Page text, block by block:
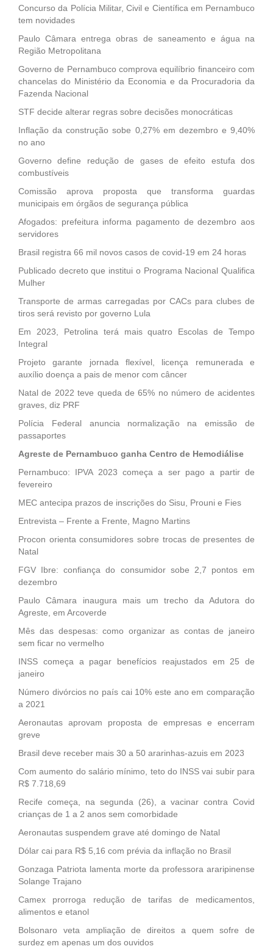
Concurso da Polícia Militar, Civil e Científica em Pernambuco
tem novidades
Paulo Câmara entrega obras de saneamento e água na
Região Metropolitana
Governo de Pernambuco comprova equilíbrio financeiro com
chancelas do Ministério da Economia e da Procuradoria da
Fazenda Nacional
STF decide alterar regras sobre decisões monocráticas
Inflação da construção sobe 0,27% em dezembro e 9,40%
no ano
Governo define redução de gases de efeito estufa dos
combustíveis
Comissão aprova proposta que transforma guardas
municipais em órgãos de segurança pública
Afogados: prefeitura informa pagamento de dezembro aos
servidores
Brasil registra 66 mil novos casos de covid-19 em 24 horas
Publicado decreto que institui o Programa Nacional Qualifica
Mulher
Transporte de armas carregadas por CACs para clubes de
tiros será revisto por governo Lula
Em 2023, Petrolina terá mais quatro Escolas de Tempo
Integral
Projeto garante jornada flexível, licença remunerada e
auxílio doença a pais de menor com câncer
Natal de 2022 teve queda de 65% no número de acidentes
graves, diz PRF
Polícia Federal anuncia normalização na emissão de
passaportes
Agreste de Pernambuco ganha Centro de Hemodiálise
Pernambuco: IPVA 2023 começa a ser pago a partir de
fevereiro
MEC antecipa prazos de inscrições do Sisu, Prouni e Fies
Entrevista – Frente a Frente, Magno Martins
Procon orienta consumidores sobre trocas de presentes de
Natal
FGV Ibre: confiança do consumidor sobe 2,7 pontos em
dezembro
Paulo Câmara inaugura mais um trecho da Adutora do
Agreste, em Arcoverde
Mês das despesas: como organizar as contas de janeiro
sem ficar no vermelho
INSS começa a pagar benefícios reajustados em 25 de
janeiro
Número divórcios no país cai 10% este ano em comparação
a 2021
Aeronautas aprovam proposta de empresas e encerram
greve
Brasil deve receber mais 30 a 50 ararinhas-azuis em 2023
Com aumento do salário mínimo, teto do INSS vai subir para
R$ 7.718,69
Recife começa, na segunda (26), a vacinar contra Covid
crianças de 1 a 2 anos sem comorbidade
Aeronautas suspendem grave até domingo de Natal
Dólar cai para R$ 5,16 com prévia da inflação no Brasil
Gonzaga Patriota lamenta morte da professora araripinense
Solange Trajano
Camex prorroga redução de tarifas de medicamentos,
alimentos e etanol
Bolsonaro veta ampliação de direitos a quem sofre de
surdez em apenas um dos ouvidos